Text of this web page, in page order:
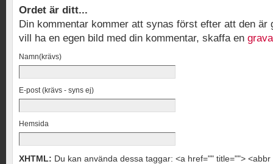
Ordet är ditt...
Din kommentar kommer att synas först efter att den är
vill ha en egen bild med din kommentar, skaffa en
Namn(krävs)
E-post (krävs - syns ej)
Hemsida
XHTML: Du kan använda dessa taggar: <a href="" title="">